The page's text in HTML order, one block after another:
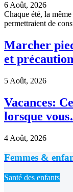
6 Août, 2026
Chaque été, la
permettraient de
Marcher
et
5 Août, 2026
Vacances:
lorsque
4 Août, 2026
Femmes &
Santé des enfants